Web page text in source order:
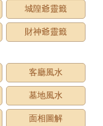
城隍爺靈籤
財神爺靈籤
客廳風水
墓地風水
面相圖解